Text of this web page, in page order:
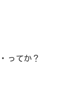
ってか？